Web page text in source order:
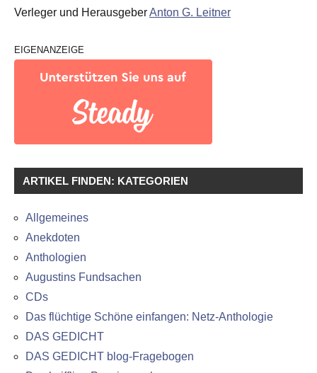
Verleger und HerausgeberAnton G. Leitner
EIGENANZEIGE
ARTIKEL FINDEN: KATEGORIEN
Allgemeines
Anekdoten
Anthologien
Augustins Fundsachen
CDs
Das flüchtige Schöne einfangen: Netz-Anthologie
DAS GEDICHT
DAS GEDICHT blog-Fragebogen